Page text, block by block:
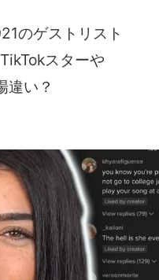
のゲストリスト
スターや
違い？